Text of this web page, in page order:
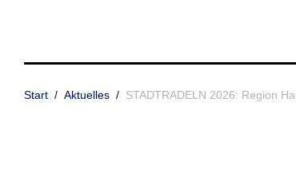
Start / Aktuelles / STADTRADELN 2026: Region